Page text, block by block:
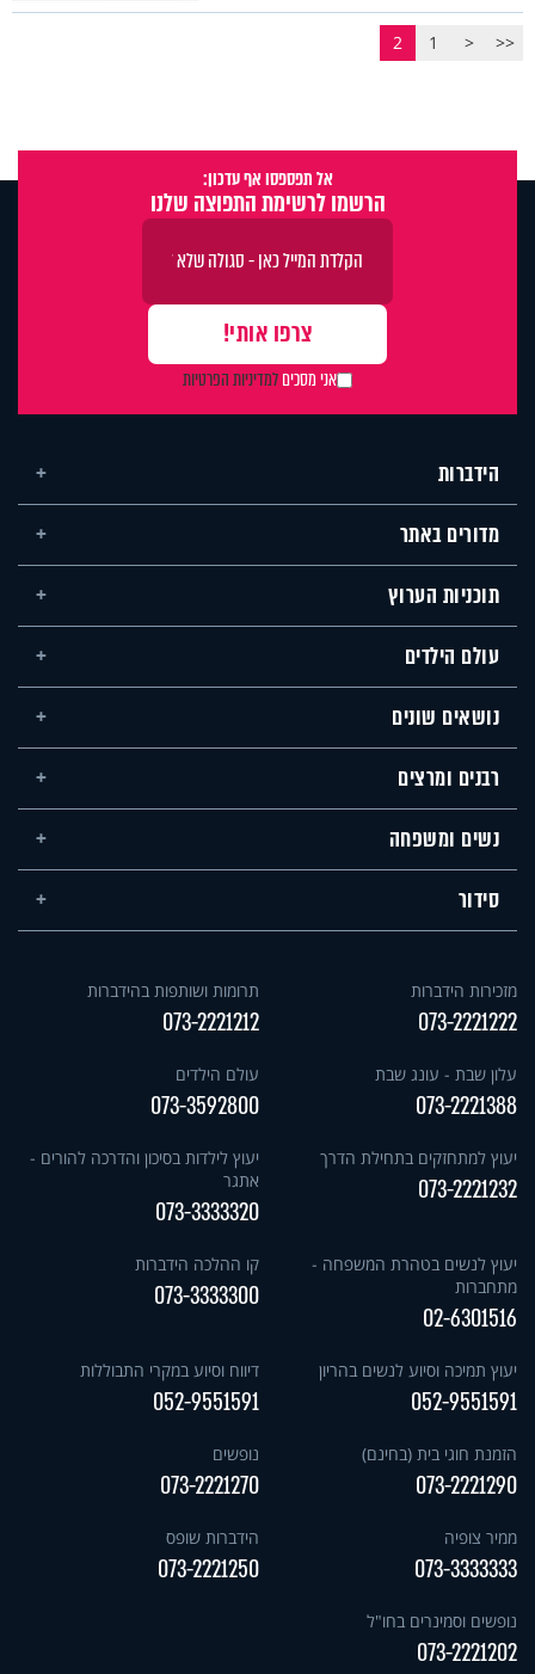
<<
<
1
2
אל תפספסו אף עדכון:
הרשמו לרשימת התפוצה שלנו
אני מסכיםלמדיניות הפרטיות
הידברות
מדורים באתר
תוכניות הערוץ
עולם הילדים
נושאים שונים
רבנים ומרצים
נשים ומשפחה
סידור
מזכירות הידברות
073-2221222
תרומות ושותפות בהידברות
073-2221212
עלון שבת - עונג שבת
073-2221388
עולם הילדים
073-3592800
יעוץ למתחזקים בתחילת הדרך
073-2221232
יעוץ לילדות בסיכון והדרכה להורים -
אתגר
073-3333320
יעוץ לנשים בטהרת המשפחה -
מתחברות
02-6301516
קו ההלכה הידברות
073-3333300
יעוץ תמיכה וסיוע לנשים בהריון
052-9551591
דיווח וסיוע במקרי התבוללות
052-9551591
הזמנת חוגי בית (בחינם)
073-2221290
נופשים
073-2221270
ממיר צופיה
073-3333333
הידברות שופס
073-2221250
נופשים וסמינרים בחו"ל
073-2221202